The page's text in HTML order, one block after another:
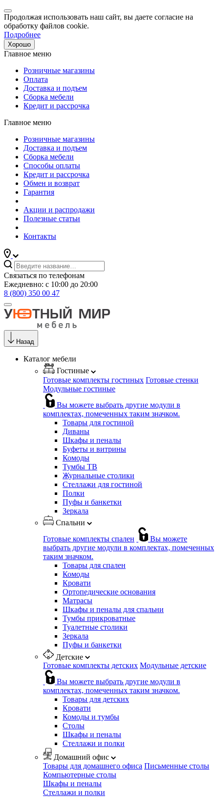
Продолжая использовать наш сайт, вы даете согласие на
обработку файлов cookie.
Подробнее
Хорошо
Главное меню
Розничные магазины
Оплата
Доставка и подъем
Сборка мебели
Кредит и рассрочка
Главное меню
Розничные магазины
Доставка и подъем
Сборка мебели
Способы оплаты
Кредит и рассрочка
Обмен и возврат
Гарантия
Акции и распродажи
Полезные статьи
Контакты
Связаться по телефонам
Ежедневно: с 10:00 до 20:00
8 (800) 350 00 47
Назад
Каталог мебели
Гостиные
Готовые комплекты гостиных Готовые стенки
Модульные гостиные
Вы можете выбрать другие модули в
комплектах, помеченных таким значком.
Товары для гостиной
Диваны
Шкафы и пеналы
Буфеты и витрины
Комоды
Тумбы ТВ
Журнальные столики
Стеллажи для гостиной
Полки
Пуфы и банкетки
Зеркала
Спальни
Готовые комплекты спален
Вы можете
выбрать другие модули в комплектах, помеченных
таким значком.
Товары для спален
Комоды
Кровати
Ортопедические основания
Матрасы
Шкафы и пеналы для спальни
Тумбы прикроватные
Туалетные столики
Зеркала
Пуфы и банкетки
Детские
Готовые комплекты детских Модульные детские
Вы можете выбрать другие модули в
комплектах, помеченных таким значком.
Товары для детских
Кровати
Комоды и тумбы
Столы
Шкафы и пеналы
Стеллажи и полки
Домашний офис
Товары для домашнего офиса Письменные столы
Компьютерные столы
Шкафы и пеналы
Стеллажи и полки